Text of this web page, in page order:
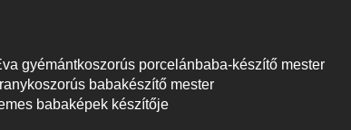
gyémántkoszorús porcelánbaba-készítő mester
babakészítő mester
babaképek készítője